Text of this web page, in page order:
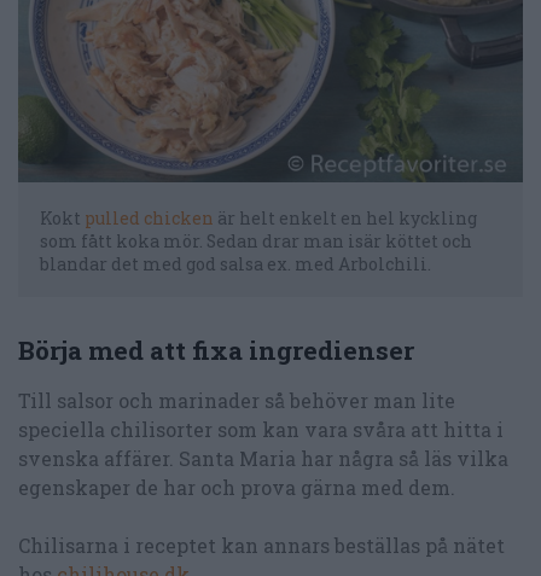
Kokt pulled chicken är helt enkelt en hel kyckling
som fått koka mör. Sedan drar man isär köttet och
blandar det med god salsa ex. med Arbolchili.
Börja med att fixa ingredienser
Till salsor och marinader så behöver man lite
speciella chilisorter som kan vara svåra att hitta i
svenska affärer. Santa Maria har några så läs vilka
egenskaper de har och prova gärna med dem.
Chilisarna i receptet kan annars beställas på nätet